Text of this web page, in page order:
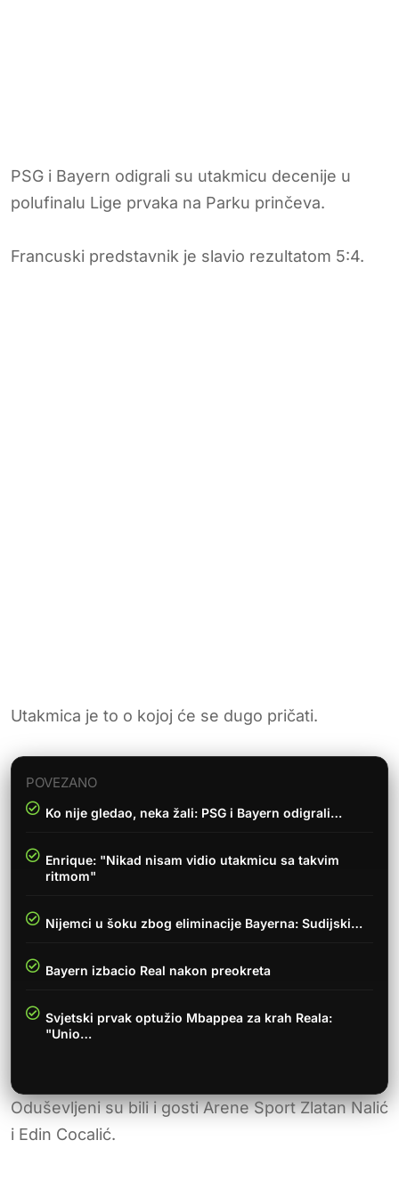
PSG i Bayern odigrali su utakmicu decenije u
polufinalu Lige prvaka na Parku prinčeva.
Francuski predstavnik je slavio rezultatom 5:4.
Utakmica je to o kojoj će se dugo pričati.
POVEZANO
Ko nije gledao, neka žali: PSG i Bayern odigrali…
Enrique: "Nikad nisam vidio utakmicu sa takvim
ritmom"
Nijemci u šoku zbog eliminacije Bayerna: Sudijski…
Bayern izbacio Real nakon preokreta
Svjetski prvak optužio Mbappea za krah Reala:
"Unio…
Oduševljeni su bili i gosti Arene Sport Zlatan Nalić
i Edin Cocalić.